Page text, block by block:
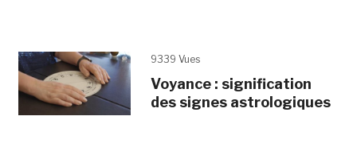
9339 Vues
Voyance : signification
des signes astrologiques